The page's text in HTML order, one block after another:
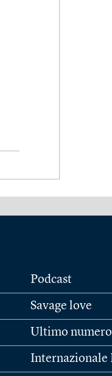
Podcast
Savage love
Ultimo numero
Internazionale